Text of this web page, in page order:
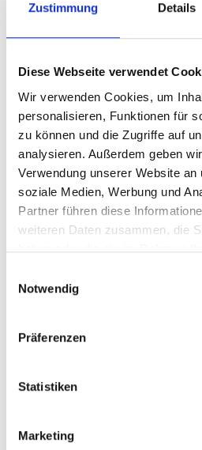
Zustimmung Details
Diese Webseite verwendet
Wir verwenden Cookies, um
personalisieren, Funktionen für
zu können und die Zugriffe auf
analysieren. Außerdem geben
Verwendung unserer Website
soziale Medien, Werbung und
Partner führen diese
weiteren Daten zusammen, die
Notwendig
Präferenzen
Statistiken
Marketing
September
From the 16th to the